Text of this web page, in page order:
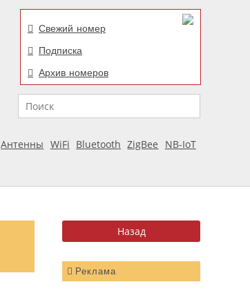
Свежий номер
Подписка
Архив номеров
Поиск
Антенны WiFi Bluetooth ZigBee
NB-IoT
Реклама